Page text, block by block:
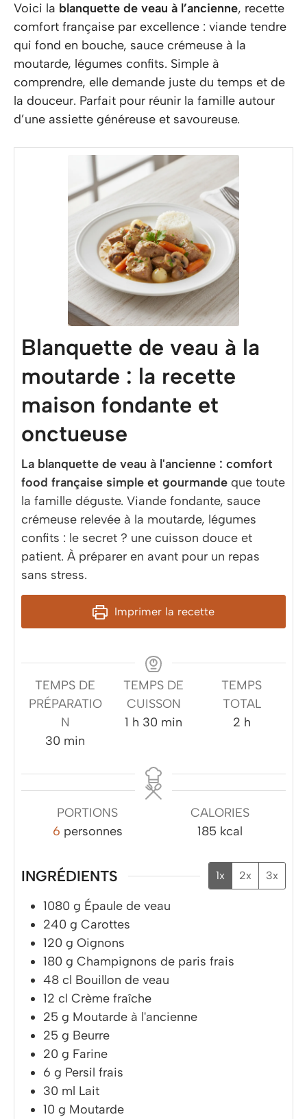
Voici la blanquette de veau à l’ancienne, recette
comfort française par excellence : viande tendre
qui fond en bouche, sauce crémeuse à la
moutarde, légumes confits. Simple à
comprendre, elle demande juste du temps et de
la douceur. Parfait pour réunir la famille autour
d’une assiette généreuse et savoureuse.
Blanquette de veau à la
moutarde : la recette
maison fondante et
onctueuse
La blanquette de veau à l'ancienne : comfort
food française simple et gourmande que toute
la famille déguste. Viande fondante, sauce
crémeuse relevée à la moutarde, légumes
confits : le secret ? une cuisson douce et
patient. À préparer en avant pour un repas
sans stress.
Imprimer la recette
TEMPS DE
PRÉPARATIO
N
30 minutes
min
TEMPS DE
CUISSON
1 heure
h 30 minutes
min
TEMPS
TOTAL
2heures
h
PORTIONS
6 personnes
CALORIES
185 kcal
INGRÉDIENTS 1x 2x 3x
1080 g Épaule de veau
240 g Carottes
120 g Oignons
180 g Champignons de paris frais
48 cl Bouillon de veau
12 cl Crème fraîche
25 g Moutarde à l'ancienne
25 g Beurre
20 g Farine
6 g Persil frais
30 ml Lait
10 g Moutarde